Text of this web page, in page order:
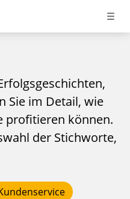
Sie im Detail, wie
profitieren können.
der Stichworte,